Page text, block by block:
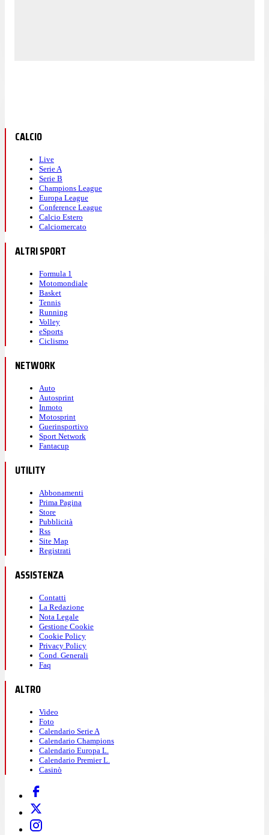
CALCIO
Live
Serie A
Serie B
Champions League
Europa League
Conference League
Calcio Estero
Calciomercato
ALTRI SPORT
Formula 1
Motomondiale
Basket
Tennis
Running
Volley
eSports
Ciclismo
NETWORK
Auto
Autosprint
Inmoto
Motosprint
Guerinsportivo
Sport Network
Fantacup
UTILITY
Abbonamenti
Prima Pagina
Store
Pubblicità
Rss
Site Map
Registrati
ASSISTENZA
Contatti
La Redazione
Nota Legale
Gestione Cookie
Cookie Policy
Privacy Policy
Cond. Generali
Faq
ALTRO
Video
Foto
Calendario Serie A
Calendario Champions
Calendario Europa L.
Calendario Premier L.
Casinò